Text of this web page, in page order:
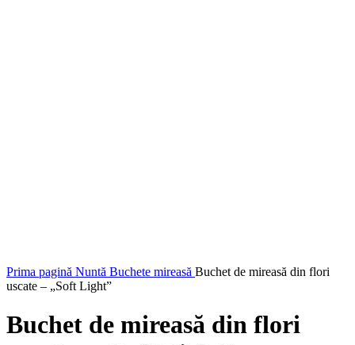
Prima pagină Nuntă Buchete mireasă Buchet de mireasă din flori
uscate – „Soft Light”
Buchet de mireasă din flori